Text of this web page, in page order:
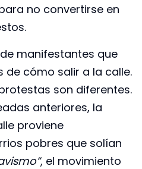
no convertirse en
manifestantes que
de cómo salir a la calle.
son diferentes.
anteriores, la
proviene
pobres que solían
, el movimiento